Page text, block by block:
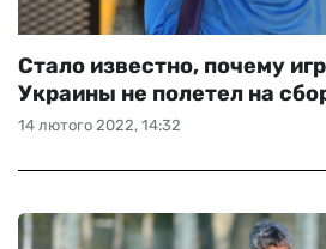
14 лютого 2022, 14:32
Стало известно, почему
Украины не полетел на